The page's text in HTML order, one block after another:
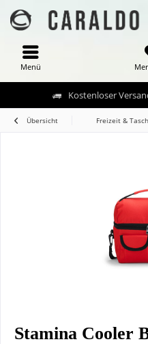
Kostenloser
Menü
Übersicht Freizeit &
Stamina Cooler